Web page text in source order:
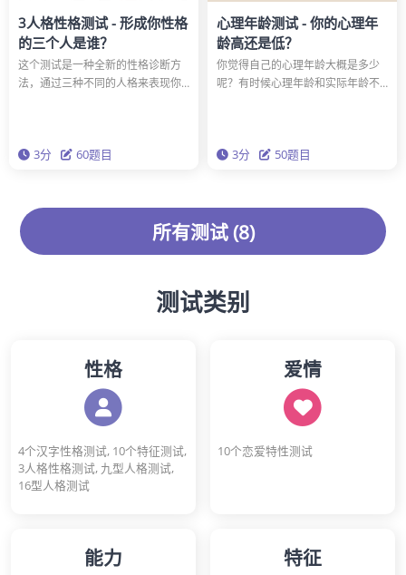
3人格性格测试 - 形成你性格
的三个人是谁？
这个测试是一种全新的性格诊断方
法，通过三种不同的人格来表现你
论，通过这个测试深入了解你真实
3分 60题目
心理年龄测试 - 你的心理年
龄高还是低？
你觉得自己的心理年龄大概是多少
呢？有时候心理年龄和实际年龄不
3分 50题目
所有测试 (8)
测试类别
性格
4个汉字性格测试, 10个特征测试,
3人格性格测试, 九型人格测试,
16型人格测试
爱情
10个恋爱特性测试
能力 特征